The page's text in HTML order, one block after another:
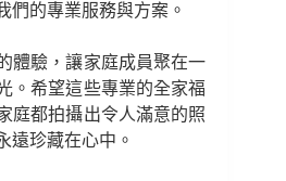
們的專業服務與方案。
體驗，讓家庭成員聚在一
。希望這些專業的全家福
庭都拍攝出令人滿意的照
遠珍藏在心中。